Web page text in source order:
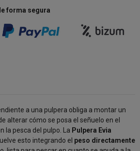
forma segura
a una pulpera obliga a montar un
alterar cómo se posa el señuelo en el
la pesca del pulpo. La Pulpera Evia
esto integrando el peso directamente